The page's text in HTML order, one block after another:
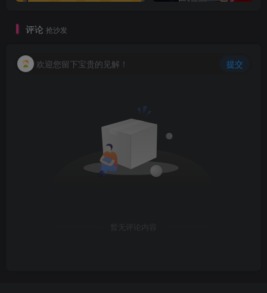
评论 抢沙发
欢迎您留下宝贵的见解！ 提交
暂无评论内容